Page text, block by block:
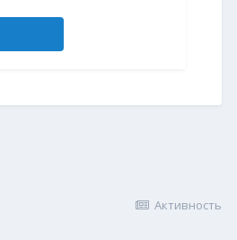
Активность